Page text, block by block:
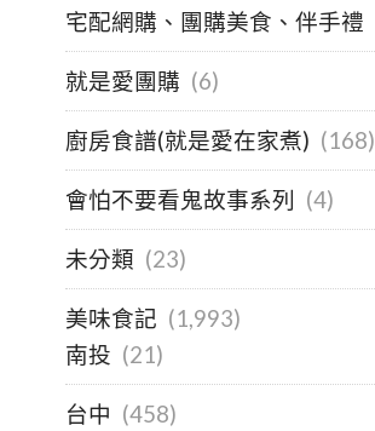
宅配網購、團購美食、伴手禮
就是愛團購 (6)
廚房食譜(就是愛在家煮) (168)
會怕不要看鬼故事系列 (4)
未分類 (23)
美味食記 (1,993)
南投 (21)
台中 (458)